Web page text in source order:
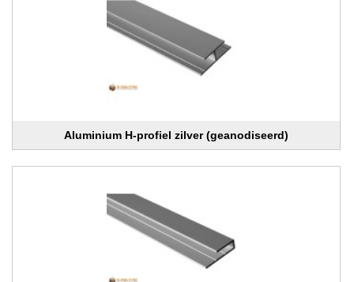
Aluminium H-profiel zilver (geanodiseerd)